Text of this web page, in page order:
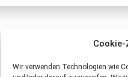
Wir verwenden Technologien wie